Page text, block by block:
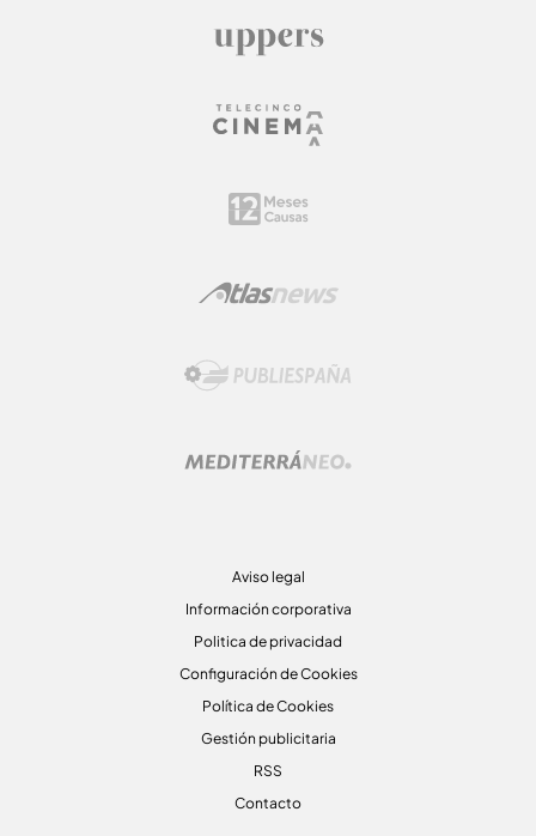
Aviso legal
Información corporativa
Politica de privacidad
Configuración de Cookies
Política de Cookies
Gestión publicitaria
RSS
Contacto